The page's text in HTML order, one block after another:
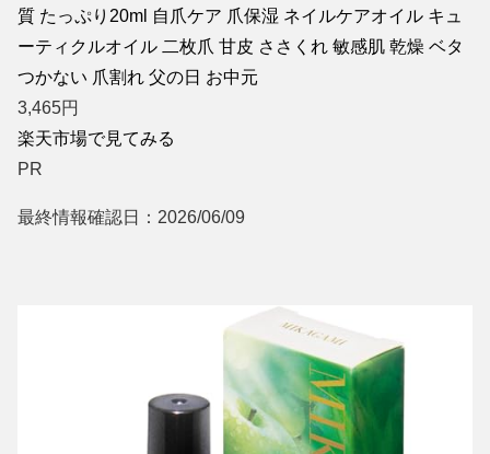
質 たっぷり20ml 自爪ケア 爪保湿 ネイルケアオイル キュ
ーティクルオイル 二枚爪 甘皮 ささくれ 敏感肌 乾燥 ベタ
つかない 爪割れ 父の日 お中元
3,465円
楽天市場で見てみる
PR
最終情報確認日：2026/06/09